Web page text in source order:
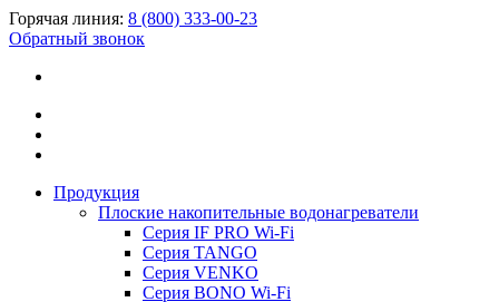
Горячая линия: 8 (800) 333-00-23
Обратный звонок
Продукция
Плоские накопительные водонагреватели
Серия IF PRO Wi-Fi
Серия TANGO
Серия VENKO
Серия BONO Wi-Fi